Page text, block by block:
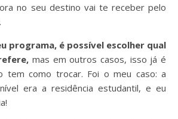
no seu destino vai te receber pelo
programa, é possível escolher qual
mas em outros casos, isso já é
tem como trocar. Foi o meu caso: a
era a residência estudantil, e eu